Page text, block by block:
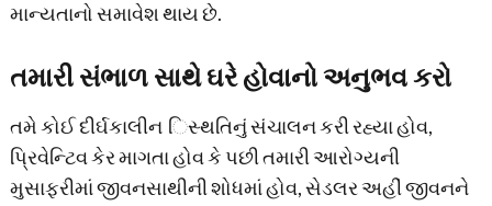
માન્યતાનો સમાવેશ થાય છે.
તમારી સંભાળ સાથે ઘરે હોવાનો અનુભવ કરો
તમે કોઈ દીર્ઘકાલીન િસ્થતિનું સંચાલન કરી રહ્યા હોવ,
પ્રિવેન્ટિવ કેર માગતા હોવ કે પછી તમારી આરોગ્યની
મુસાફરીમાં જીવનસાથીની શોધમાં હોવ, સેડલર અહીં જીવનને